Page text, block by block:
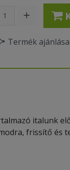
Termék ajánlása
italunk
frissítő és